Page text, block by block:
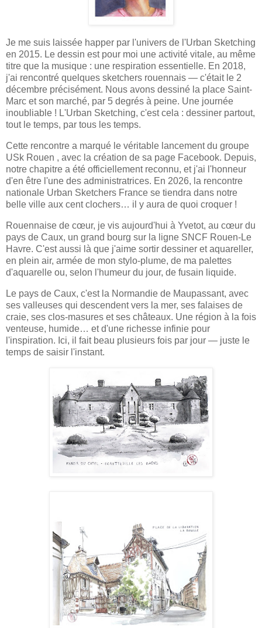
Je me suis laissée happer par l'univers de l'Urban Sketching
en 2015. Le dessin est pour moi une activité vitale, au même
titre que la musique : une respiration essentielle. En 2018,
j'ai rencontré quelques sketchers rouennais — c'était le 2
décembre précisément. Nous avons dessiné la place Saint-
Marc et son marché, par 5 degrés à peine. Une journée
inoubliable ! L'Urban Sketching, c'est cela : dessiner partout,
tout le temps, par tous les temps.
Cette rencontre a marqué le véritable lancement du groupe
USk Rouen , avec la création de sa page Facebook. Depuis,
notre chapitre a été officiellement reconnu, et j'ai l'honneur
d'en être l'une des administratrices. En 2026, la rencontre
nationale Urban Sketchers France se tiendra dans notre
belle ville aux cent clochers… il y aura de quoi croquer !
Rouennaise de cœur, je vis aujourd'hui à Yvetot, au cœur du
pays de Caux, un grand bourg sur la ligne SNCF Rouen-Le
Havre. C'est aussi là que j'aime sortir dessiner et aquareller,
en plein air, armée de mon stylo-plume, de ma palettes
d'aquarelle ou, selon l'humeur du jour, de fusain liquide.
Le pays de Caux, c'est la Normandie de Maupassant, avec
ses valleuses qui descendent vers la mer, ses falaises de
craie, ses clos-masures et ses châteaux. Une région à la fois
venteuse, humide… et d'une richesse infinie pour
l'inspiration. Ici, il fait beau plusieurs fois par jour — juste le
temps de saisir l'instant.